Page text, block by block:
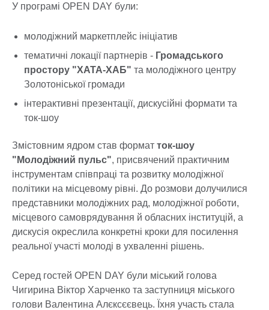
У програмі OPEN DAY були:
молодіжний маркетплейс ініціатив
тематичні локації партнерів - Громадського
простору "ХАТА-ХАБ" та молодіжного центру
Золотоніської громади
інтерактивні презентації, дискусійні формати та
ток-шоу
Змістовним ядром став формат ток-шоу
"Молодіжний пульс", присвячений практичним
інструментам співпраці та розвитку молодіжної
політики на місцевому рівні. До розмови долучилися
представники молодіжних рад, молодіжної роботи,
місцевого самоврядування й обласних інституцій, а
дискусія окреслила конкретні кроки для посилення
реальної участі молоді в ухваленні рішень.
Серед гостей OPEN DAY були міський голова
Чигирина Віктор Харченко та заступниця міського
голови Валентина Алєксєєвець. Їхня участь стала